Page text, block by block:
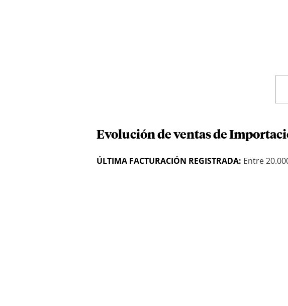
Evolución de ventas de
ÚLTIMA FACTURACIÓN REGISTRADA: Entre